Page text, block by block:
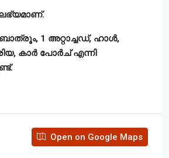
ലഭ്യമാണ്.
1 അറ്റാച്ചഡ്, ഹാൾ,
കാർ പോർച് എന്നി
Open on Google Maps